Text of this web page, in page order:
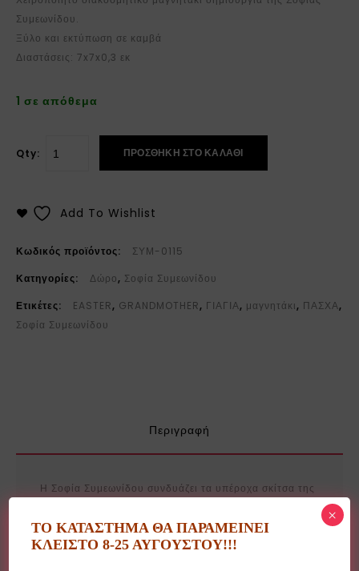
Συμεωνίδου.
Ξύλο και εκτύπωση σε καμβά
Διαστάσεις: 7x7x0,3 εκ
1 σε απόθεμα
Qty: ΠΡΟΣΘΉΚΗ ΣΤΟ ΚΑΛΆΘΙ
Add To Wishlist
Κωδικός προϊόντος:
ΣΥΜ-0115
Κατηγορίες:
Δώρο, Σοφία Συμεωνίδου
Ετικέτες:
EASTER, GRANDMOTHER, ΓΙΑΓΙΑ, μαγνητάκι, ΠΑΣΧΑ,
Σοφία Συμεωνίδου
Περιγραφή
Η Σοφία Συμεωνίδου συνδυάζει τα υπέροχα σκίτσα της
αντικείμενα που μιλούν στην καρδιά μας! Δωράκια
προσωποποιημένα, δωράκια με ευχές, μηνύματα,
ΤΟ ΚΑΤΑΣΤΗΜΑ ΘΑ ΠΑΡΑΜΕΙΝΕΙ
ΚΛΕΙΣΤΟ 8-25 ΑΥΓΟΥΣΤΟΥ!!!
×